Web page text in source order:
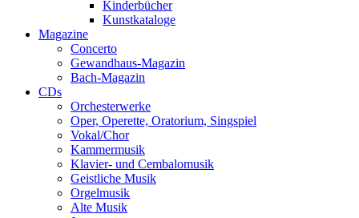
Kinderbücher
Kunstkataloge
Magazine
Concerto
Gewandhaus-Magazin
Bach-Magazin
CDs
Orchesterwerke
Oper, Operette, Oratorium, Singspiel
Vokal/Chor
Kammermusik
Klavier- und Cembalomusik
Geistliche Musik
Orgelmusik
Alte Musik